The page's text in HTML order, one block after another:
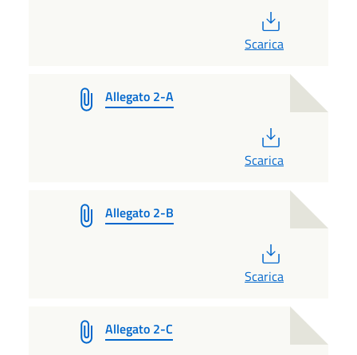
Scarica
Allegato 2-A
Scarica
Allegato 2-B
Scarica
Allegato 2-C